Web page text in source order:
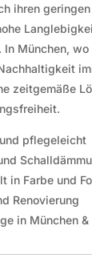
ihren geringen
München, wo
zeitgemäße
pflegeleicht
in Farbe und
Renovierung
in München &